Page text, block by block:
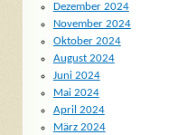
Dezember 2024
November 2024
Oktober 2024
August 2024
Juni 2024
Mai 2024
April 2024
März 2024